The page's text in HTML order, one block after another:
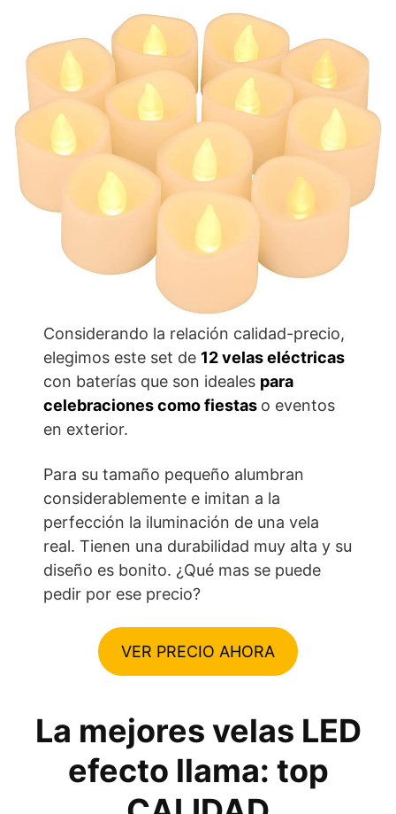
Considerando la relación calidad-precio,
elegimos este set de 12 velas eléctricas
con baterías que son ideales para
celebraciones como fiestas o eventos
en exterior.
Para su tamaño pequeño alumbran
considerablemente e imitan a la
perfección la iluminación de una vela
real. Tienen una durabilidad muy alta y su
diseño es bonito. ¿Qué mas se puede
pedir por ese precio?
VER PRECIO AHORA
La mejores velas LED
efecto llama: top